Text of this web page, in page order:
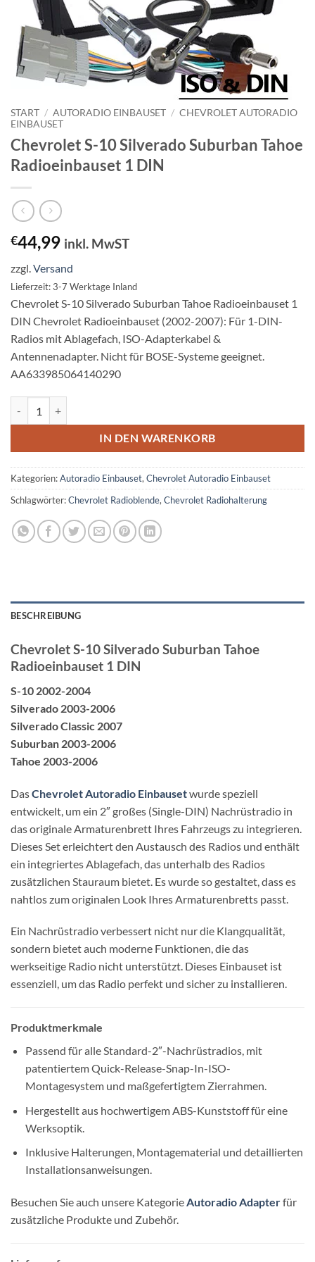
START / AUTORADIO EINBAUSET / CHEVROLET AUTORADIO
EINBAUSET
Chevrolet S-10 Silverado Suburban Tahoe
Radioeinbauset 1 DIN
€44,99 inkl. MwST
zzgl. Versand
Lieferzeit: 3-7 Werktage Inland
Chevrolet S-10 Silverado Suburban Tahoe Radioeinbauset 1
DIN Chevrolet Radioeinbauset (2002-2007): Für 1-DIN-
Radios mit Ablagefach, ISO-Adapterkabel &
Antennenadapter. Nicht für BOSE-Systeme geeignet.
AA633985064140290
IN DEN WARENKORB
Kategorien:Autoradio Einbauset,Chevrolet Autoradio Einbauset
Schlagwörter:Chevrolet Radioblende,Chevrolet Radiohalterung
BESCHREIBUNG
Chevrolet S-10 Silverado Suburban Tahoe
Radioeinbauset 1 DIN
S-10 2002-2004
Silverado 2003-2006
Silverado Classic 2007
Suburban 2003-2006
Tahoe 2003-2006
DasChevrolet Autoradio Einbausetwurde speziell
entwickelt, um ein 2″ großes (Single-DIN) Nachrüstradio in
das originale Armaturenbrett Ihres Fahrzeugs zu integrieren.
Dieses Set erleichtert den Austausch des Radios und enthält
ein integriertes Ablagefach, das unterhalb des Radios
zusätzlichen Stauraum bietet. Es wurde so gestaltet, dass es
nahtlos zum originalen Look Ihres Armaturenbretts passt.
Ein Nachrüstradio verbessert nicht nur die Klangqualität,
sondern bietet auch moderne Funktionen, die das
werkseitige Radio nicht unterstützt. Dieses Einbauset ist
essenziell, um das Radio perfekt und sicher zu installieren.
Produktmerkmale
Passend für alle Standard-2″-Nachrüstradios, mit
patentiertem Quick-Release-Snap-In-ISO-
Montagesystem und maßgefertigtem Zierrahmen.
Hergestellt aus hochwertigem ABS-Kunststoff für eine
Werksoptik.
Inklusive Halterungen, Montagematerial und detaillierten
Installationsanweisungen.
Besuchen Sie auch unsere KategorieAutoradio Adapterfür
zusätzliche Produkte und Zubehör.